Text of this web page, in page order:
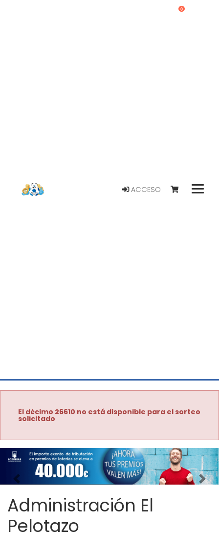
ACCESO
0
El décimo 26610 no está disponible para el sorteo
solicitado
Imagen anterior
Administración El
Pelotazo